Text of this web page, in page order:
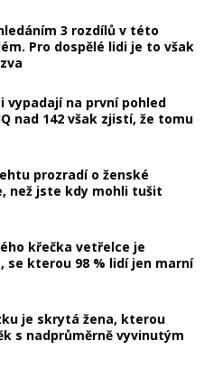
3 rozdílů v této
Pro dospělé lidi je to však
vypadají na první pohled
nad 142 však zjistí, že tomu
prozradí o ženské
než jste kdy mohli tušit
křečka vetřelce je
se kterou 98 % lidí jen marní
je skrytá žena, kterou
s nadprůměrně vyvinutým